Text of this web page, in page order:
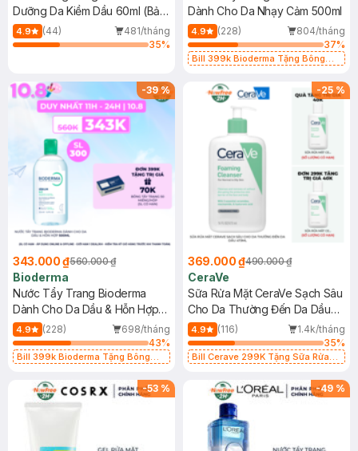
Dưỡng Da Kiềm Dầu 60ml (Bản
Mới)
4.9 (44)
481/tháng
35%
Dành Cho Da Nhạy Cảm 500ml
4.9 (228)
804/tháng
37%
Bill 399k Bioderma Tặng Bông
-39%
343.000 ₫560.000 ₫
Bioderma
Nước Tẩy Trang Bioderma
Dành Cho Da Dầu & Hỗn Hợp
500ml
4.9 (228)
698/tháng
43%
Bill 399k Bioderma Tặng Bông
-25 %
369.000 ₫490.000 ₫
CeraVe
Sữa Rửa Mặt CeraVe Sạch Sâu
Cho Da Thường Đến Da Dầu
473ml
4.9 (116)
1.4k/tháng
35%
Bill Cerave 299K Tặng Sữa Rửa
-53 % -49 %